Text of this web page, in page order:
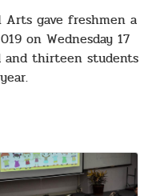
gave freshmen a
on Wednesday 17
and thirteen students